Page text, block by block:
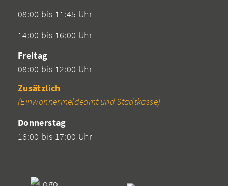
08:00 bis 11:45 Uhr
14:00 bis 16:00 Uhr
Freitag
08:00 bis 12:00 Uhr
Zusätzlich
(Einwohnermeldeamt und Stadtkasse)
Donnerstag
16:00 bis 17:00 Uhr